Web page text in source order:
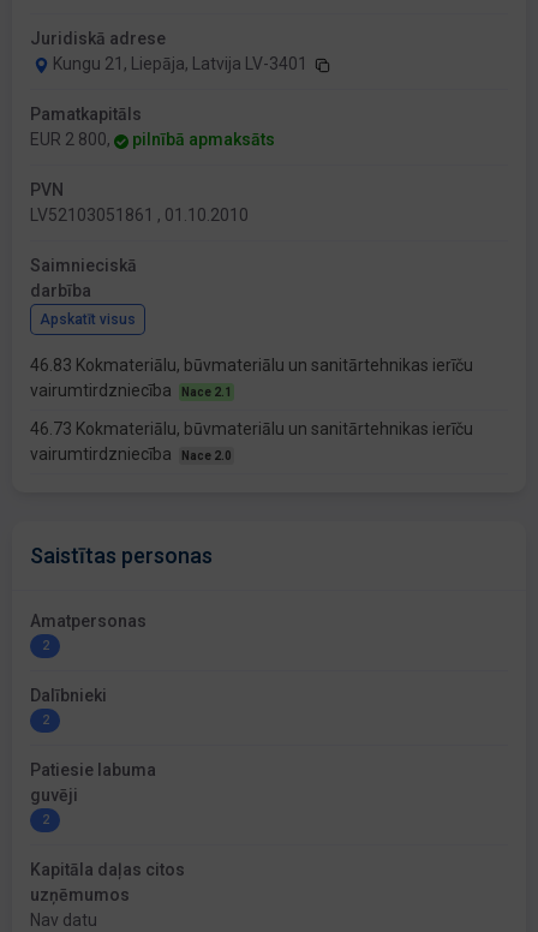
Juridiskā adrese
Kungu 21, Liepāja, Latvija LV-3401
Pamatkapitāls
EUR 2 800,
pilnībā apmaksāts
PVN
LV52103051861 , 01.10.2010
Saimnieciskā
darbība
Apskatīt visus
46.83 Kokmateriālu, būvmateriālu un sanitārtehnikas ierīču
vairumtirdzniecība
Nace 2.1
46.73 Kokmateriālu, būvmateriālu un sanitārtehnikas ierīču
vairumtirdzniecība
Nace 2.0
Saistītas personas
Amatpersonas
2
Dalībnieki
2
Patiesie labuma
guvēji
2
Kapitāla daļas citos
uzņēmumos
Nav datu